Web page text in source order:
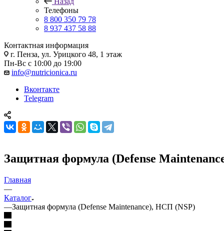
Телефоны
8 800 350 79 78
8 937 437 58 88
Контактная информация
г. Пенза, ул. Урицкого 48, 1 этаж
Пн-Вс с 10:00 до 19:00
info@nutricionica.ru
Вконтакте
Telegram
Защитная формула (Defense
Главная
—
Каталог
—Защитная формула (Defense Maintenance), НСП (NSP)